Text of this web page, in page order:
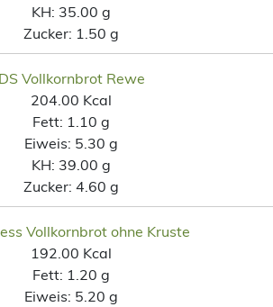
KH: 35.00 g
Zucker: 1.50 g
DS Vollkornbrot Rewe
204.00 Kcal
Fett: 1.10 g
Eiweis: 5.30 g
KH: 39.00 g
Zucker: 4.60 g
Vollkornbrot ohne Kruste
192.00 Kcal
Fett: 1.20 g
Eiweis: 5.20 g